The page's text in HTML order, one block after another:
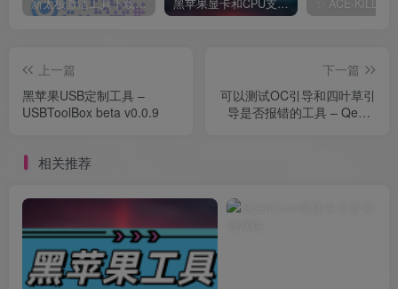
新太极激活工具下载/教程/充值/开户(QQ交流群号749113977) 黑苹果显卡和CPU支持情况以及购买硬件防踩坑指南
上一篇
黑苹果USB定制工具 –
USBToolBox beta v0.0.9
下一篇
可以测试OC引导和四叶草引
导是否报错的工具 – Qemu
相关推荐